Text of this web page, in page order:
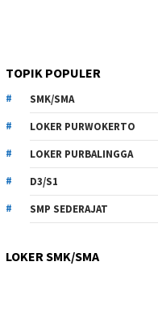
TOPIK POPULER
SMK/SMA
LOKER PURWOKERTO
LOKER PURBALINGGA
D3/S1
SMP SEDERAJAT
LOKER SMK/SMA